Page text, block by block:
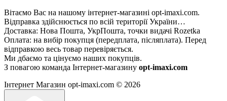
Вітаємо Вас на нашому інтернет-магазині opt-imaxi.com.
Відправка здійснюється по всій території України…
Доставка: Нова Пошта, УкрПошта, точки видачі Rozetka
Оплата: на вибір покупця (передплата, післяплата). Перед
відправкою весь товар перевіряється.
Ми дбаємо та цінуємо наших покупців.
З повагою команда Інтернет-магазину opt-imaxi.com
Інтернет Магазин opt-imaxi.com © 2026